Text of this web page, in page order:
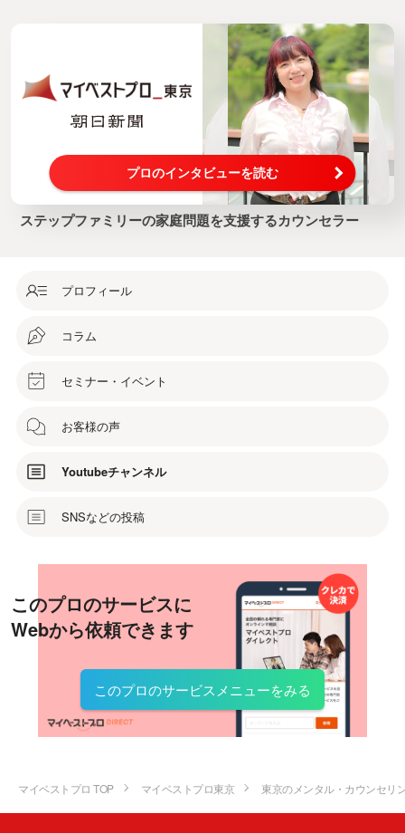
プロのインタビューを読む
ステップファミリーの家庭問題を支援するカウンセラー
プロフィール
コラム
セミナー・イベント
お客様の声
Youtubeチャンネル
SNSなどの投稿
このプロのサービスに
Webから依頼できます
このプロのサービスメニューをみる
マイベストプロ TOP マイベストプロ東京 東京のメンタル・カウンセリ